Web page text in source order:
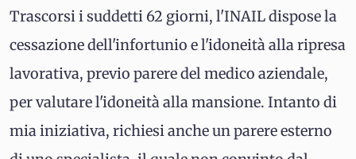
Trascorsi i suddetti 62 giorni, l'INAIL dispose la
cessazione dell'infortunio e l'idoneità alla ripresa
lavorativa, previo parere del medico aziendale,
per valutare l'idoneità alla mansione. Intanto di
mia iniziativa, richiesi anche un parere esterno